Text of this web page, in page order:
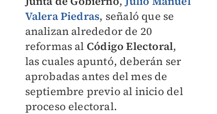
Valera Piedras, señaló que se
analizan alrededor de 20
reformas al Código Electoral,
las cuales apuntó, deberán ser
aprobadas antes del mes de
septiembre previo al inicio del
proceso electoral.